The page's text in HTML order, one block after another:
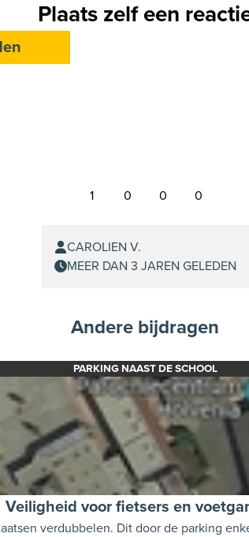
Plaats zelf een
1 0 0 0
CAROLIEN V.
MEER DAN 3 JAREN GELEDEN
Andere bijdragen
PARKING NAAST DE SCHOOL
Veiligheid voor fietsers en
verdubbelen. Dit door de parking